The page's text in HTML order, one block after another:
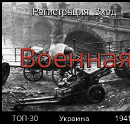
Регистрация Вход
ТОП-30 Украина